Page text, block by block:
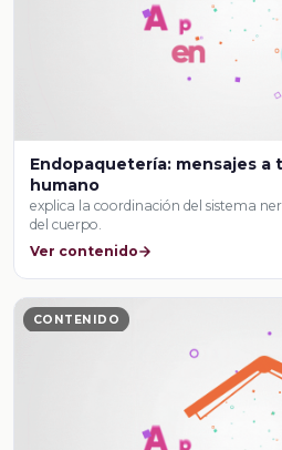
Endopaquetería: mensajes a
humano
explica la coordinación del sistema
del cuerpo.
Ver contenido
CONTENIDO